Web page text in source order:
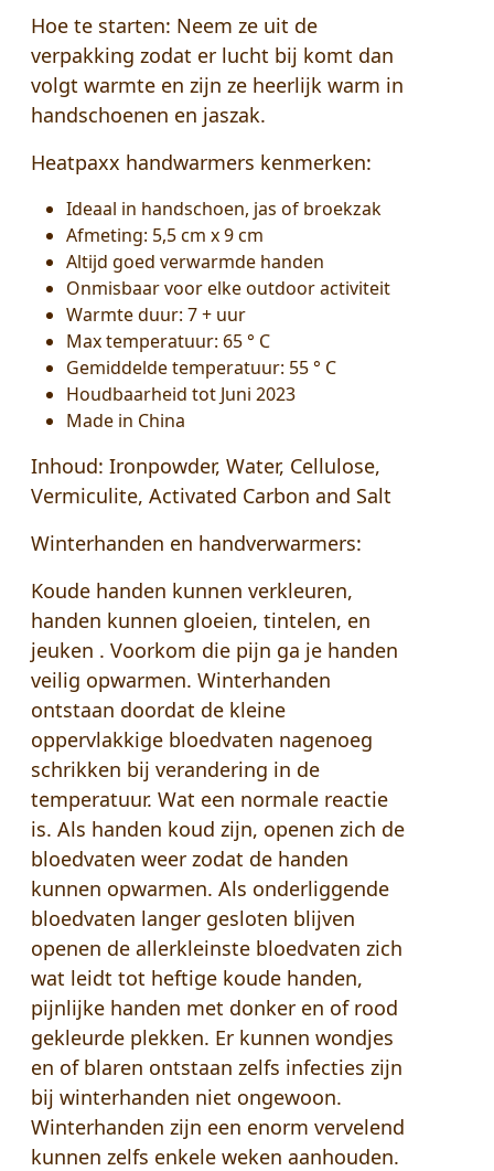
Hoe te starten: Neem ze uit de
verpakking zodat er lucht bij komt dan
volgt warmte en zijn ze heerlijk warm in
handschoenen en jaszak.
Heatpaxx handwarmers kenmerken:
Ideaal in handschoen, jas of broekzak
Afmeting: 5,5 cm x 9 cm
Altijd goed verwarmde handen
Onmisbaar voor elke outdoor activiteit
Warmte duur: 7 + uur
Max temperatuur: 65 ° C
Gemiddelde temperatuur: 55 ° C
Houdbaarheid tot Juni 2023
Made in China
Inhoud: Ironpowder, Water, Cellulose,
Vermiculite, Activated Carbon and Salt
Winterhanden en handverwarmers:
Koude handen kunnen verkleuren,
handen kunnen gloeien, tintelen, en
jeuken . Voorkom die pijn ga je handen
veilig opwarmen. Winterhanden
ontstaan doordat de kleine
oppervlakkige bloedvaten nagenoeg
schrikken bij verandering in de
temperatuur. Wat een normale reactie
is. Als handen koud zijn, openen zich de
bloedvaten weer zodat de handen
kunnen opwarmen. Als onderliggende
bloedvaten langer gesloten blijven
openen de allerkleinste bloedvaten zich
wat leidt tot heftige koude handen,
pijnlijke handen met donker en of rood
gekleurde plekken. Er kunnen wondjes
en of blaren ontstaan zelfs infecties zijn
bij winterhanden niet ongewoon.
Winterhanden zijn een enorm vervelend
kunnen zelfs enkele weken aanhouden.